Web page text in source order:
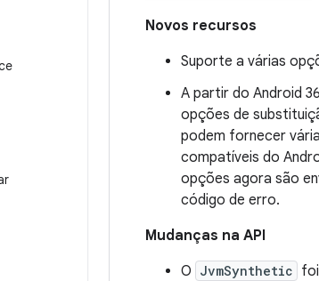
Novos recursos
Suporte a várias
A partir do Android
opções de
podem fornecer
compatíveis do
opções agora são
código de erro.
Mudanças na API
O JvmSynthetic